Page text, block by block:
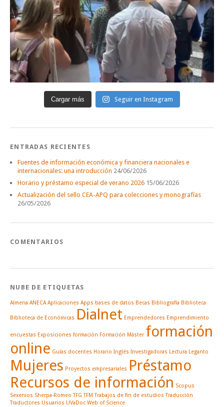
Cargar más Seguir en Instagram
ENTRADAS RECIENTES
Fuentes de información económica y financiera nacionales e
internacionales: una introducción 24/06/2026
Horario y préstamo especial de verano 2026 15/06/2026
Actualización del sello CEA-APQ para colecciones y monografías
26/05/2026
COMENTARIOS
NUBE DE ETIQUETAS
Almena ANECA Aplicaciones Apps bases de datos Becas Bibliografía Biblioteca
Biblioteca de Económicas Dialnet Emprendedores Emprendimiento
encuestas Exposiciones formación Formación Máster formación
online Guías docentes Horario Inglés Investigadoras Lectura Leganto
Mujeres Proyectos empresariales Préstamo
Recursos de información Scopus
Sexenios Sherpa-Romeo TFG TFM Trabajos de fin de estudios Traducción
Traductores Usuarios UVaDoc Web of Science